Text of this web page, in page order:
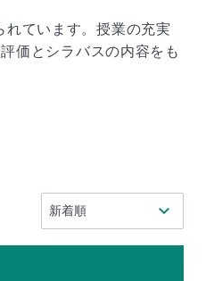
れています。授業の充実
価とシラバスの内容をも